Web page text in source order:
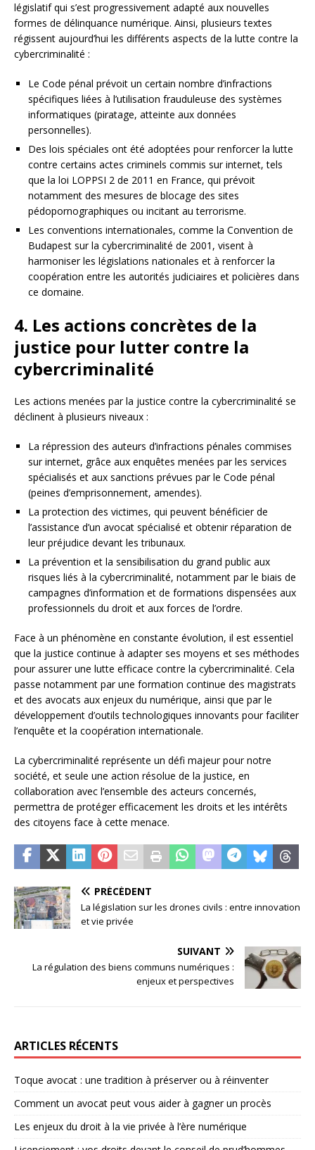
législatif qui s’est progressivement adapté aux nouvelles
formes de délinquance numérique. Ainsi, plusieurs textes
régissent aujourd’hui les différents aspects de la lutte contre la
cybercriminalité :
Le Code pénal prévoit un certain nombre d’infractions
spécifiques liées à l’utilisation frauduleuse des systèmes
informatiques (piratage, atteinte aux données
personnelles).
Des lois spéciales ont été adoptées pour renforcer la lutte
contre certains actes criminels commis sur internet, tels
que la loi LOPPSI 2 de 2011 en France, qui prévoit
notamment des mesures de blocage des sites
pédopornographiques ou incitant au terrorisme.
Les conventions internationales, comme la Convention de
Budapest sur la cybercriminalité de 2001, visent à
harmoniser les législations nationales et à renforcer la
coopération entre les autorités judiciaires et policières dans
ce domaine.
4. Les actions concrètes de la
justice pour lutter contre la
cybercriminalité
Les actions menées par la justice contre la cybercriminalité se
déclinent à plusieurs niveaux :
La répression des auteurs d’infractions pénales commises
sur internet, grâce aux enquêtes menées par les services
spécialisés et aux sanctions prévues par le Code pénal
(peines d’emprisonnement, amendes).
La protection des victimes, qui peuvent bénéficier de
l’assistance d’un avocat spécialisé et obtenir réparation de
leur préjudice devant les tribunaux.
La prévention et la sensibilisation du grand public aux
risques liés à la cybercriminalité, notamment par le biais de
campagnes d’information et de formations dispensées aux
professionnels du droit et aux forces de l’ordre.
Face à un phénomène en constante évolution, il est essentiel
que la justice continue à adapter ses moyens et ses méthodes
pour assurer une lutte efficace contre la cybercriminalité. Cela
passe notamment par une formation continue des magistrats
et des avocats aux enjeux du numérique, ainsi que par le
développement d’outils technologiques innovants pour faciliter
l’enquête et la coopération internationale.
La cybercriminalité représente un défi majeur pour notre
société, et seule une action résolue de la justice, en
collaboration avec l’ensemble des acteurs concernés,
permettra de protéger efficacement les droits et les intérêts
des citoyens face à cette menace.
PRÉCÉDENT
La législation sur les drones civils : entre innovation
et vie privée
SUIVANT
La régulation des biens communs numériques :
enjeux et perspectives
ARTICLES RÉCENTS
Toque avocat : une tradition à préserver ou à réinventer
Comment un avocat peut vous aider à gagner un procès
Les enjeux du droit à la vie privée à l’ère numérique